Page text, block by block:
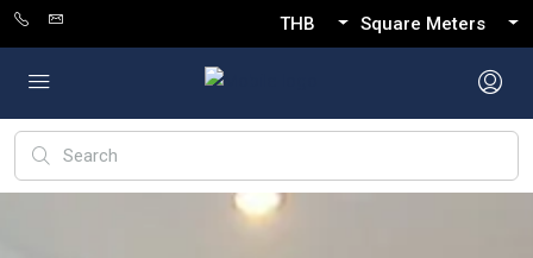
THB Square Meters